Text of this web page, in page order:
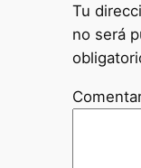
Tu
no será